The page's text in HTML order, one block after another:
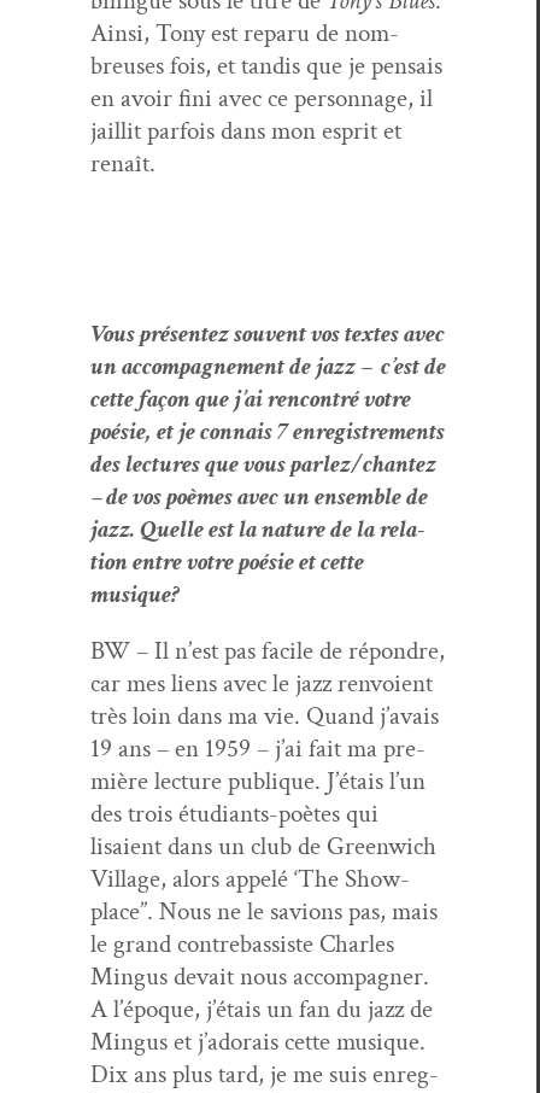
Ain­si, Tony est reparu de nom­
breuses fois, et tan­dis que je pen­sais
en avoir fini avec ce per­son­nage, il
jail­lit par­fois dans mon esprit et
renaît.
Vous présen­tez sou­vent vos textes avec
un accom­pa­g­ne­ment de jazz – c’est de
cette façon que j’ai ren­con­tré votre
poésie, et je con­nais 7 enreg­istrements
des lec­tures que vous parlez/chantez
– de vos poèmes avec un ensem­ble de
jazz. Quelle est la nature de la rela­
tion entre votre poésie et cette
musique?
BW – Il n’est pas facile de répon­dre,
car mes liens avec le jazz ren­voient
très loin dans ma vie. Quand j’avais
19 ans – en 1959 – j’ai fait ma pre­
mière lec­ture publique. J’é­tais l’un
des trois étu­di­ants-poètes qui
lisaient dans un club de Green­wich
Vil­lage, alors appelé ‘The Show­
place”. Nous ne le savions pas, mais
le grand con­tre­bassiste Charles
Min­gus devait nous accom­pa­g­n­er.
A l’époque, j’é­tais un fan du jazz de
Min­gus et j’ado­rais cette musique.
Dix ans plus tard, je me suis enreg­